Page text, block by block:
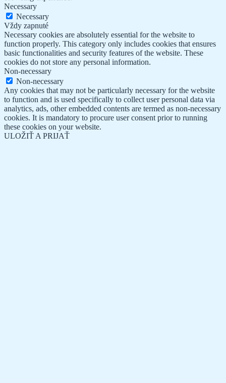
Necessary
Necessary
Vždy zapnuté
Necessary cookies are absolutely essential for the website to
function properly. This category only includes cookies that ensures
basic functionalities and security features of the website. These
cookies do not store any personal information.
Non-necessary
Non-necessary
Any cookies that may not be particularly necessary for the website
to function and is used specifically to collect user personal data via
analytics, ads, other embedded contents are termed as non-necessary
cookies. It is mandatory to procure user consent prior to running
these cookies on your website.
ULOŽIŤ A PRIJAŤ